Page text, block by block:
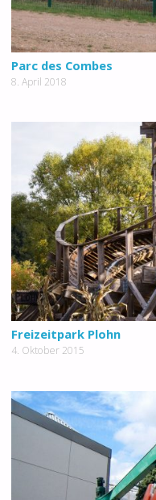
Parc des Combes
8. April 2018
Freizeitpark Plohn
4. Oktober 2015